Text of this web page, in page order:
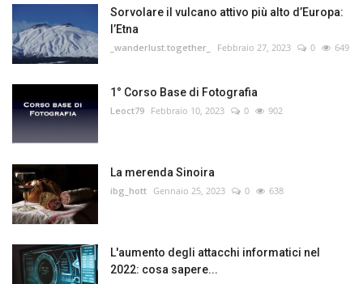
Sorvolare il vulcano attivo più alto d’Europa:
l’Etna
_wanderlust.together_ Febbraio 27, 2023 0 649
1° Corso Base di Fotografia
Leoct79 Febbraio 10, 2023 0 902
La merenda Sinoira
ibg_hott Gennaio 25, 2023 0 638
L'aumento degli attacchi informatici nel
2022: cosa sapere...